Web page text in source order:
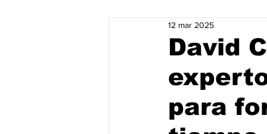
ECONOMÍA MÉXICO
DEPORTES DEPORTES
David
para
12 mar 2025